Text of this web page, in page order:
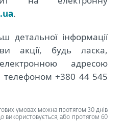
.
детальної інформації
акції, будь ласка,
адресою
телефоном +380 44 545
умовах можна протягом 30 днів
використовується, або протягом 60